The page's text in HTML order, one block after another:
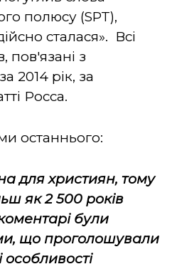
полюсу (SPT),
сталася». Всі
пов'язані з
2014 рік, за
Росса.
останнього:
для християн, тому
як 2 500 років
коментарі були
що проголошували